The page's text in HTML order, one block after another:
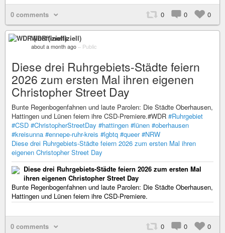
0 comments 0 0 0
WDR (inoffiziell)
about a month ago – Public
Diese drei Ruhrgebiets-Städte feiern
2026 zum ersten Mal ihren eigenen
Christopher Street Day
Bunte Regenbogenfahnen und laute Parolen: Die Städte Oberhausen,
Hattingen und Lünen feiern ihre CSD-Premiere.#WDR #Ruhrgebiet
#CSD #ChristopherStreetDay #hattingen #lünen #oberhausen
#kreisunna #ennepe-ruhr-kreis #lgbtq #queer #NRW
Diese drei Ruhrgebiets-Städte feiern 2026 zum ersten Mal ihren
eigenen Christopher Street Day
Diese drei Ruhrgebiets-Städte feiern 2026 zum ersten Mal
ihren eigenen Christopher Street Day
Bunte Regenbogenfahnen und laute Parolen: Die Städte Oberhausen,
Hattingen und Lünen feiern ihre CSD-Premiere.
0 comments 0 0 0